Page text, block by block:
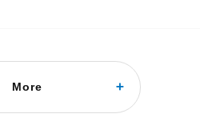
（証券・金融関連）
More